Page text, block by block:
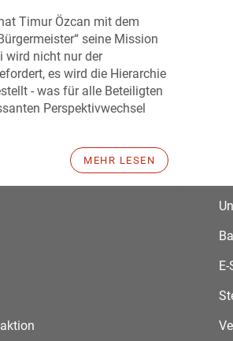
Timur Özcan mit dem
seine Mission
wird nicht nur der
es wird die Hierarchie
- was für alle Beteiligten
Perspektivwechsel
MEHR LESEN